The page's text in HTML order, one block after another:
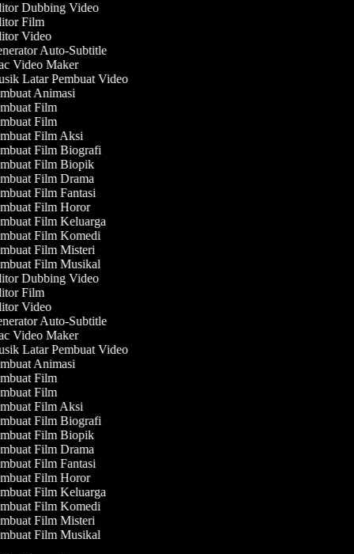
Dubbing Video
Film
Video
Auto-Subtitle
Video Maker
Latar Pembuat Video
Animasi
Film
Film
Film Aksi
Film Biografi
Film Biopik
Film Drama
Film Fantasi
Film Horor
Film Keluarga
Film Komedi
Film Misteri
Film Musikal
Dubbing Video
Film
Video
Auto-Subtitle
Video Maker
Latar Pembuat Video
Animasi
Film
Film
Film Aksi
Film Biografi
Film Biopik
Film Drama
Film Fantasi
Film Horor
Film Keluarga
Film Komedi
Film Misteri
Film Musikal